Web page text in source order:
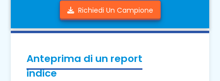
Richiedi Un Campione
Anteprima di un report
indice